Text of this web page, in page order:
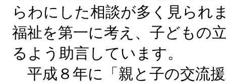
らわにした相談が多く見られ
福祉を第一に考え、子どもの
るよう助言しています。
平成８年に「親と子の交流